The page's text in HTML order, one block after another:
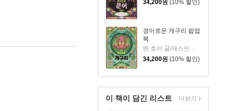
34,200원 (10% 할인)
경이로운 개구리 팝업
북
벤 호어 글/재스민 플로이드 그림/조은영 역
34,200원 (10% 할인)
이 책이 담긴 리스트 더보기